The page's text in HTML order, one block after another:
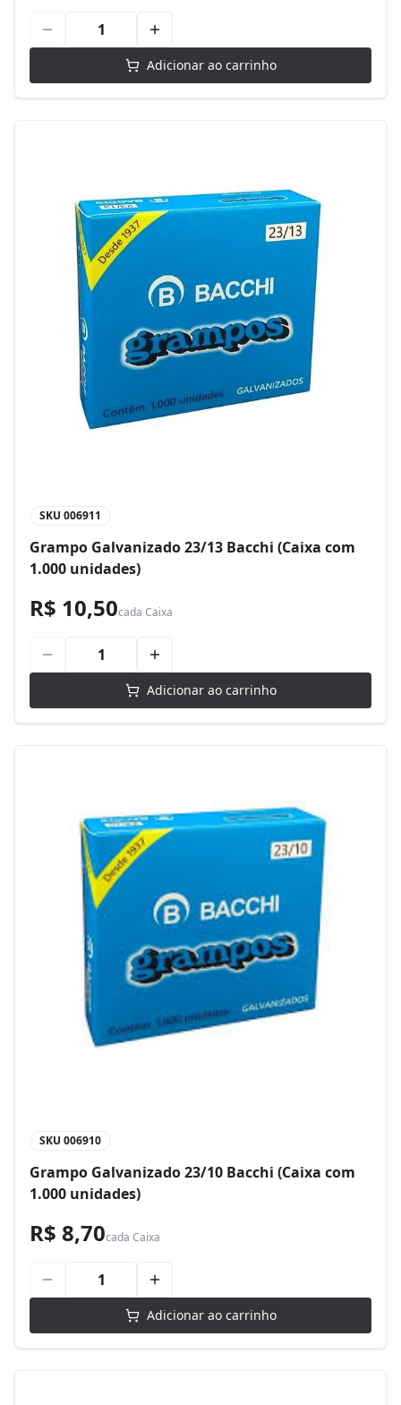
Adicionar ao carrinho
SKU 006911
Grampo Galvanizado 23/13 Bacchi (Caixa com
1.000 unidades)
R$ 10,50cada Caixa
Adicionar ao carrinho
SKU 006910
Grampo Galvanizado 23/10 Bacchi (Caixa com
1.000 unidades)
R$ 8,70cada Caixa
Adicionar ao carrinho